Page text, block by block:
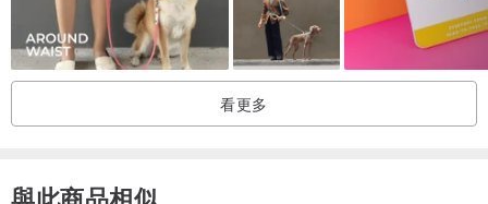
材質 / 台灣棉布+五金+插扣
扣子 / MIT寵物安全插扣
此款布料來自：台灣MIT
看更多